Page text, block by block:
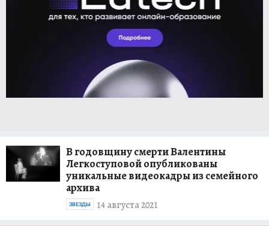
В годовщину смерти Валентины
Легкоступовой опубликованы
уникальные видеокадры из семейного
архива
14 августа 2021
ЗВЕЗДЫ